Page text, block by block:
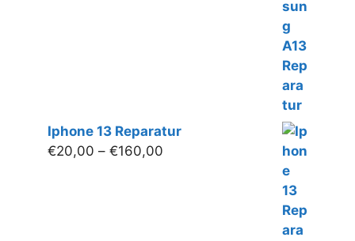
Iphone 13 Reparatur
€20,00 – €160,00